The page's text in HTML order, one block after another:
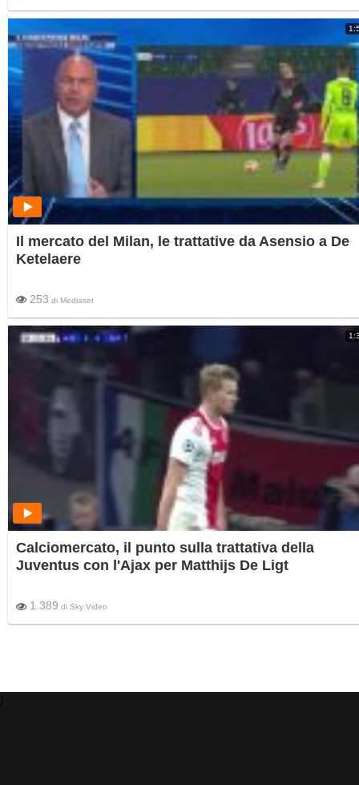
Il mercato del Milan, le trattative da Asensio a De
Ketelaere
253 di Mediaset
Calciomercato, il punto sulla trattativa della
Juventus con l'Ajax per Matthijs De Ligt
1.389 di Sky Video